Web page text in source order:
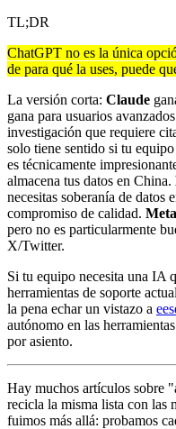
TL;DR
ChatGPT no es la única
de para qué la uses, puede
La versión corta: Claude
gana para usuarios
investigación que requiere
solo tiene sentido si tu
es técnicamente
almacena tus datos en China.
necesitas soberanía de
compromiso de calidad.
pero no es particularmente
X/Twitter.
Si tu equipo necesita una IA
herramientas de soporte
la pena echar un vistazo a
autónomo en las
por asiento.
Hay muchos artículos sobre
recicla la misma lista con las
fuimos más allá: probamos